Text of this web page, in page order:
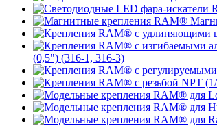
(0,5") (316-1, 316-3)